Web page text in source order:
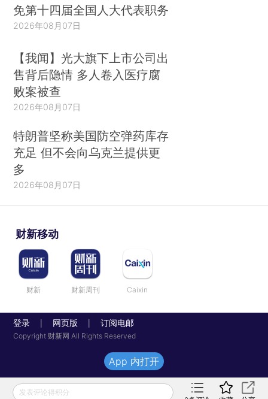
免第十四届全国人大代表职务
2026年08月07日
【我闻】光大旗下上市公司出
售背后隐情 多人卷入医疗腐
败案被查
2026年08月07日
特朗普坚称美国防空弹药库存
充足 但不会向乌克兰提供更
多
2026年08月07日
财新移动
财新 财新周刊 Caixin
登录 网页版 订阅电邮
Copyright 财新网 All Rights Reserved
发表评论得积分
App 内打开